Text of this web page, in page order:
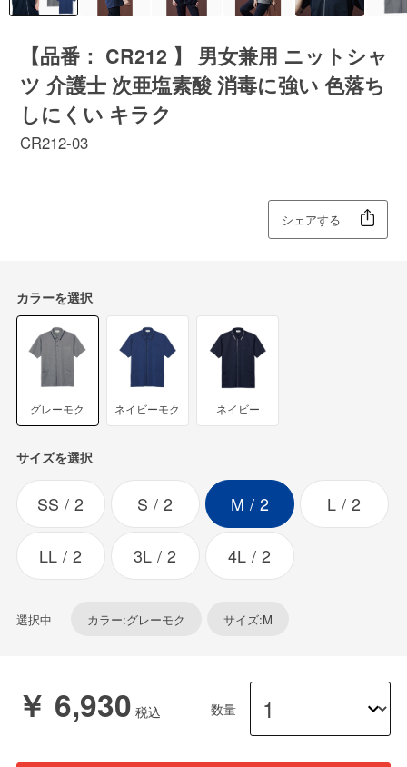
【品番： CR212 】 男女兼用 ニットシャ
ツ 介護士 次亜塩素酸 消毒に強い 色落ち
しにくい キラク
CR212-03
シェアする
カラーを選択
グレーモク ネイビーモク ネイビー
サイズを選択
SS 2 S 2 M 2 L 2
LL 2 3L 2 4L 2
選択中 カラー:グレーモク サイズ:M
￥ 6,930 数量